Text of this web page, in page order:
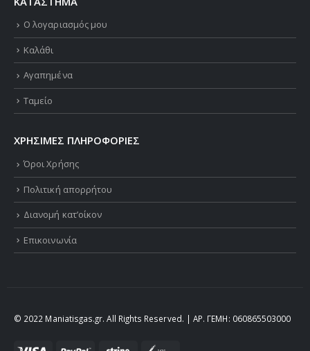
Ο λογαριασμός μου
Καλάθι
Αγαπημένα
Ταμείο
ΧΡΗΣΙΜΕΣ ΠΛΗΡΟΦΟΡΙΕΣ
Όροι Χρήσης
Πολιτική απορρήτου
Διανομή κατ’οίκον
Επικοινωνία
© 2022 Maniatisgas.gr. All Rights Reserved. | ΑΡ. ΓΕΜΗ: 060865503000